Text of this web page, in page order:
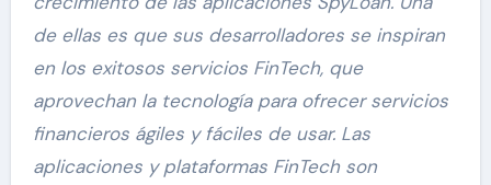
de ellas es que sus desarrolladores se inspiran
en los exitosos servicios FinTech, que
aprovechan la tecnología para ofrecer servicios
financieros ágiles y fáciles de usar. Las
aplicaciones y plataformas FinTech son